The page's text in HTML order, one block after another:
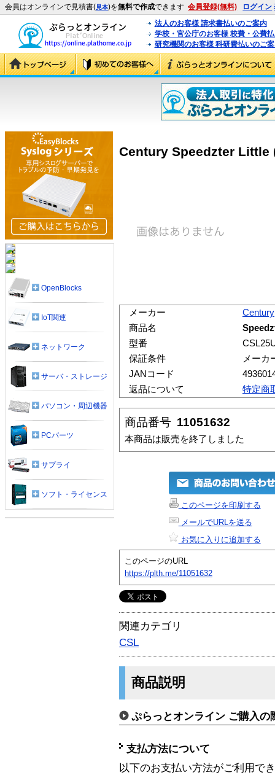
会員はオンラインで見積書(見本)を無料で作成できます 会員登録(無料) ログイン
法人のお客様 請求書払いのご案内
学校・官公庁のお客様 校費・公費
研究機関のお客様 科研費払いのご
Century Speedzter Little
メーカー
Century
商品名
型番
保証条件
メーカ
JANコード
返品について
特定商
商品番号 11051632
本商品は販売を終了しました
このページを印刷する
メールでURLを送る
お気に入りに追加する
このページのURL
https://plth.me/11051632
関連カテゴリ
CSL
商品説明
ぷらっとオンライン ご購入の
支払方法について
以下のお支払い方法がご利用で
OpenBlocks
IoT関連
ネットワーク
サーバ・ストレージ
パソコン・周辺機器
PCパーツ
サプライ
ソフト・ライセンス